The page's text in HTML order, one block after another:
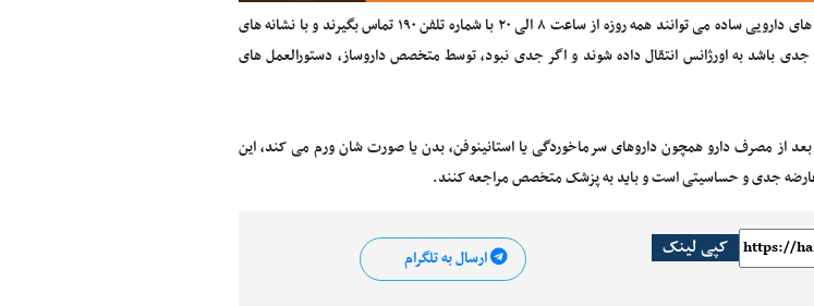
وی ادامه داد: افراد در حد مسمومیت های دارویی ساده می توانند همه روزه از ساعت ۸ الی ۲۰ با شماره تلفن ۱۹۰ تماس بگیرند و با نشانه های
باشد به اورژانس انتقال داده شوند و اگر جدی نبود، توسط متخصص داروساز، دستورالعمل های
بعد از مصرف دارو همچون داروهای سرماخوردگی یا استانینوفن، بدن یا صورت شان ورم می کند، این
جدی و حساسیتی است و باید به پزشک متخصص مراجعه کنند.
کپی لینک ارسال به تلگرام